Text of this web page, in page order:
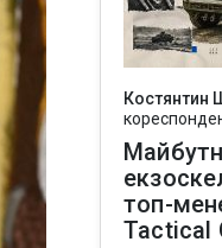
Костянтин
топ-
Tactical